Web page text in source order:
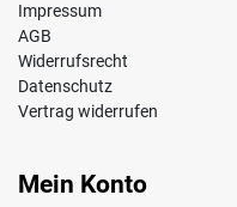
Impressum
AGB
Widerrufsrecht
Datenschutz
Vertrag widerrufen
Mein Konto